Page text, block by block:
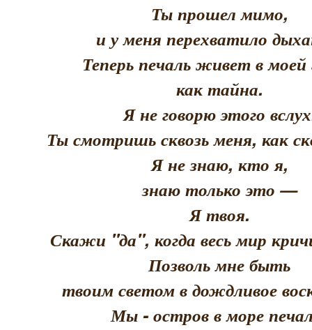
Ты прошел мимо,
и у меня перехватило
Теперь печаль живет в моей
как тайна.
Я не говорю этого
Ты смотришь сквозь меня, как
Я не знаю, кто я,
знаю только это —
Я твоя.
Скажи "да", когда весь мир
Позволь мне быть
твоим светом в дождливое
Мы - остров в море